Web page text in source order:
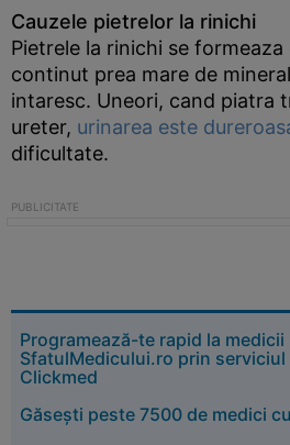
Cauzele pietrelor la rinichi
Pietrele la rinichi se formeaza
continut prea mare de
intaresc. Uneori, cand piatra
ureter, urinarea este
dificultate.
Programează-te rapid la
SfatulMedicului.ro prin serviciul
Clickmed
Găsești peste 7500 de medici